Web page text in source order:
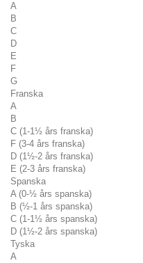
A
B
C
D
E
F
G
Franska
A
B
C (1-1½ års franska)
F (3-4 års franska)
D (1½-2 års franska)
E (2-3 års franska)
Spanska
A (0-½ års spanska)
B (½-1 års spanska)
C (1-1½ års spanska)
D (1½-2 års spanska)
Tyska
A